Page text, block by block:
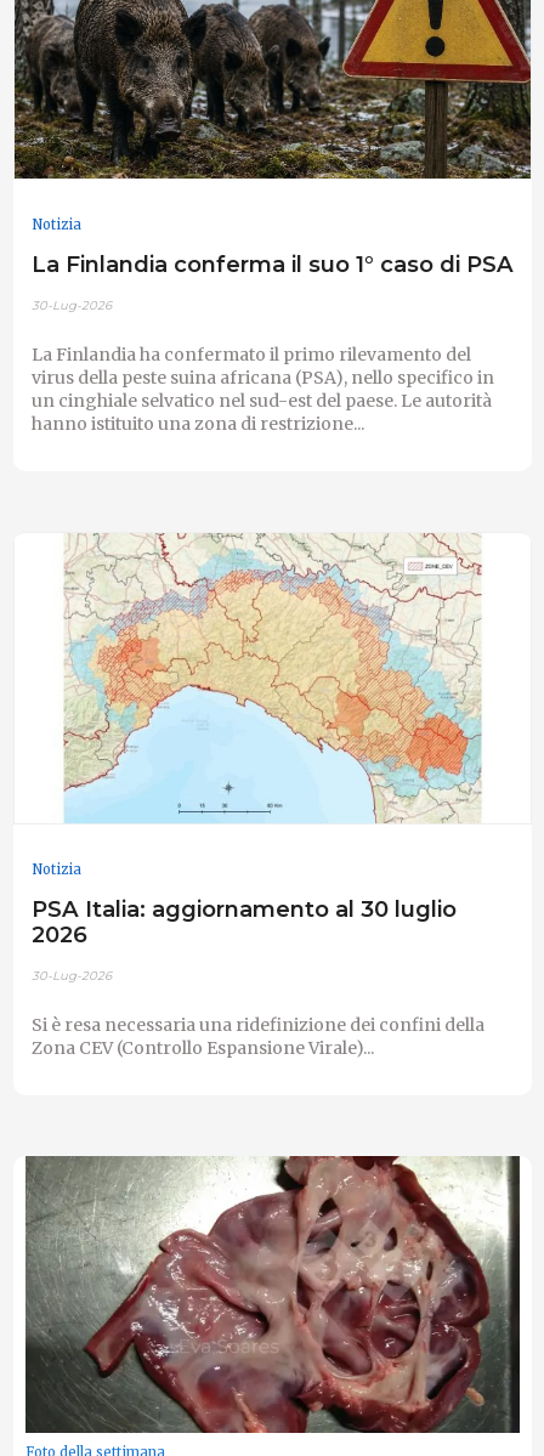
Notizia
La Finlandia conferma il suo 1° caso di PSA
30-Lug-2026
La Finlandia ha confermato il primo rilevamento del
virus della peste suina africana (PSA), nello specifico in
un cinghiale selvatico nel sud-est del paese. Le autorità
hanno istituito una zona di restrizione...
Notizia
PSA Italia: aggiornamento al 30 luglio
2026
30-Lug-2026
Si è resa necessaria una ridefinizione dei confini della
Zona CEV (Controllo Espansione Virale)...